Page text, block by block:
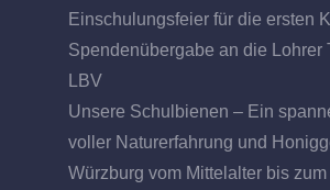
Einschulungsfeier für die ersten
Spendenübergabe an die Lohrer
LBV
Unsere Schulbienen – Ein
voller Naturerfahrung und
Würzburg vom Mittelalter bis